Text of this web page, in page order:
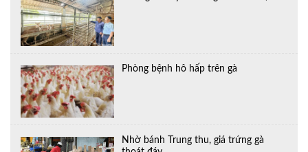
Phòng bệnh hô hấp trên gà
Nhờ bánh Trung thu, giá trứng gà